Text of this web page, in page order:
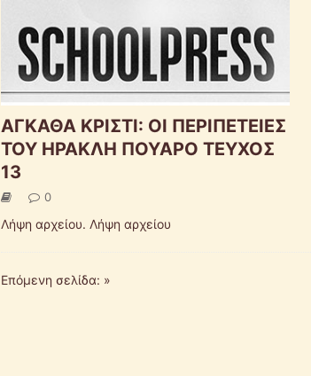
ΑΓΚΑΘΑ ΚΡΙΣΤΙ: ΟΙ ΠΕΡΙΠΕΤΕΙΕΣ
ΤΟΥ ΗΡΑΚΛΗ ΠΟΥΑΡΟ ΤΕΥΧΟΣ
13
0
Λήψη αρχείου. Λήψη αρχείου
Επόμενη σελίδα: »